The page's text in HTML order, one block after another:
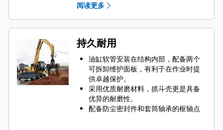
量。
Cat PL161 工装定位器是一款蓝牙设
备，可以帮您快速轻松地找到工装。
机器的车载蓝牙读取器或您手机上的
Cat 应用程序则可以帮助自动定位设
备。
借助 Cat Payload（适用于挖掘机）可
实现行驶中称重和无需回转即可得出
实时有效负载估计值，从而达到精确
的目标装载量并提高装载效率。
Cat 机器预设最适合抓斗的性能设置，
阅读更多
持久耐用
油缸软管安装在结构内部，配备两个
可拆卸维护面板，有利于在作业时提
供卓越保护。
采用优质耐磨材料，抓斗壳更是具备
优异的耐磨性。
配备防尘密封件和套筒轴承的枢轴点